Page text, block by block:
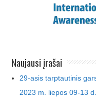
Naujausi įrašai
29-asis tarptautinis
2023 m. liepos 09-13